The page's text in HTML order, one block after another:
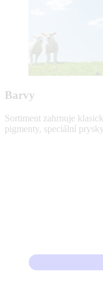
Barvy
Sortiment zahrnuje
pigmenty, speciální